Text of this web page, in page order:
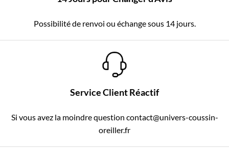
Possibilité de renvoi ou échange sous 14 jours.
Service Client Réactif
Si vous avez la moindre question contact@univers-coussin-
oreiller.fr